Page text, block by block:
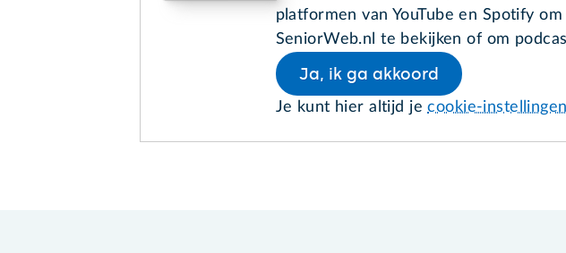
platformen van YouTube en Spotify
SeniorWeb.nl te bekijken of om
Ja, ik ga akkoord
Je kunt hier altijd jecookie-